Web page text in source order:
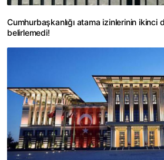
Cumhurbaşkanlığı atama izinlerinin ikinci
belirlemedi!